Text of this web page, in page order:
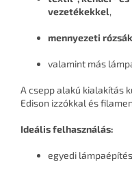
vezetékekkel,
mennyezeti
valamint más
A csepp alakú kialakítás
Edison izzókkal és
Ideális felhasználás:
egyedi lámpaépítés